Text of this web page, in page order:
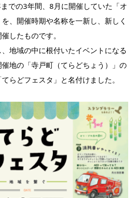
での3年間、8月に開催していた「オ
、開催時期や名称を一新し、新しく
催したものです。
地域の中に根付いたイベントになる
地の「寺戸町（てらどちょう）」の
らどフェスタ」と名付けました。